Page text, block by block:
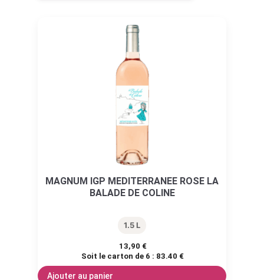
MAGNUM IGP MEDITERRANEE ROSE LA
BALADE DE COLINE
1.5 L
13,90 €
Soit le carton de 6 : 83.40 €
Ajouter au panier